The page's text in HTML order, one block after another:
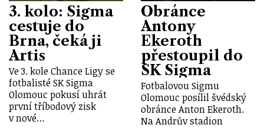
3. kolo: Sigma
cestuje do
Brna, čeká ji
Artis
Ve 3. kole Chance Ligy se
fotbalisté SK Sigma
Olomouc pokusí uhrát
první tříbodový zisk
v nové…
Obránce
Antony
Ekeroth
přestoupil do
SK Sigma
Fotbalovou Sigmu
Olomouc posílil švédský
obránce Anton Ekeroth.
Na Andrův stadion